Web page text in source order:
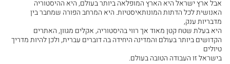
אבל ארץ ישראל היא הארץ המופלאה ביותר בעולם, היא ההיסטוריה
האנושית לכל הדתות המונותאיסטיות. היא המרחב הפורה שמחבר בין
מדבריות ענק,
היא בעלת שטח קטן מאוד אך רווי בהיסטוריה, אקלים מגוון, האתרים
הקדושים ביותר בעולם והמדינה היחידה בה דוברים עברית, ולכן להיות מדריך
טיולים
בישראל זו העבודה הטובה בעולם.